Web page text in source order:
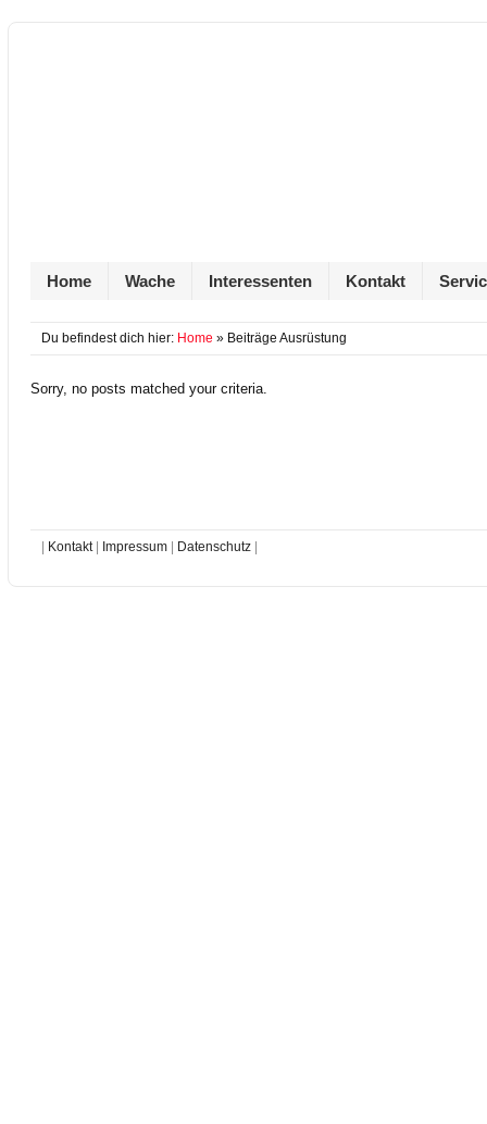
Home Wache Interessenten Kontakt
Du befindest dich hier: Home » Beiträge Ausrüstung
Sorry, no posts matched your criteria.
Kontakt| Impressum| Datenschutz|